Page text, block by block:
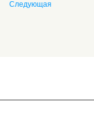
Следующая